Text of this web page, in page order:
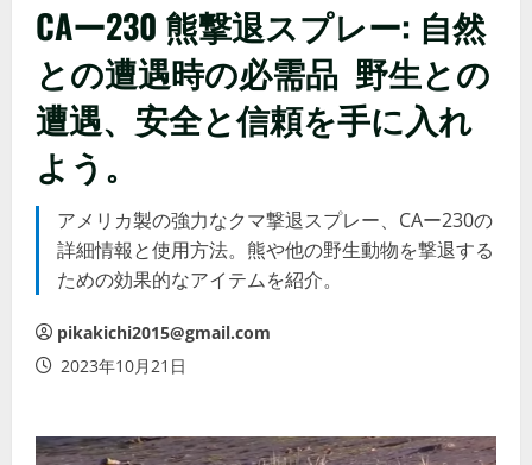
CAー230 熊撃退スプレー: 自然
との遭遇時の必需品 野生との
遭遇、安全と信頼を手に入れ
よう。
アメリカ製の強力なクマ撃退スプレー、CAー230の
詳細情報と使用方法。熊や他の野生動物を撃退する
ための効果的なアイテムを紹介。
pikakichi2015@gmail.com
2023年10月21日